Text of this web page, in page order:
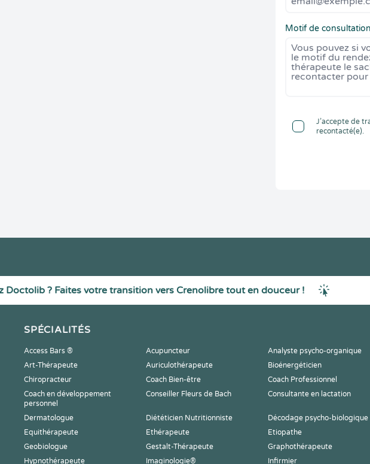
Motif de consultation
J’accepte de
recontacté(e).
Doctolib ? Faites votre transition vers Crenolibre tout en douceur !
SPÉCIALITÉS
Access Bars ® Acupuncteur Analyste psycho-organique
Art-Thérapeute
Auriculothérapeute Bioénergéticien
Chiropracteur
Coach Bien-être Coach Professionnel
Coach en développement
personnel
Conseiller Fleurs de Bach Consultante en lactation
Dermatologue Diététicien Nutritionniste Décodage psycho-biologique
Equithérapeute
Ethérapeute Etiopathe
Geobiologue
Gestalt-Thérapeute Graphothérapeute
Hypnothérapeute
Imaginologie® Infirmier